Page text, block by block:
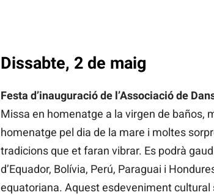
Dissabte, 2 de maig
Festa d’inauguració de l’Associació de
Missa en homenatge a la virgen de baños,
homenatge pel dia de la mare i moltes
tradicions que et faran vibrar. Es podrà
d’Equador, Bolívia, Perú, Paraguai i
equatoriana. Aquest esdeveniment cultural